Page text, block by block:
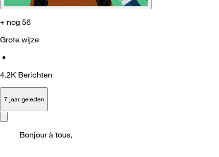
+ nog 56
Grote wijze
•
4.2K Berichten
7 jaar geleden
Bonjour à tous,